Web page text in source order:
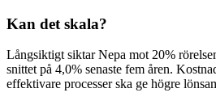
Kan det skala?
Långsiktigt siktar Nepa mot 20%
snittet på 4,0% senaste fem åren.
effektivare processer ska ge högre